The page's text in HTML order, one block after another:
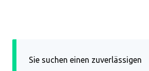
Sie suchen einen zuverlässigen